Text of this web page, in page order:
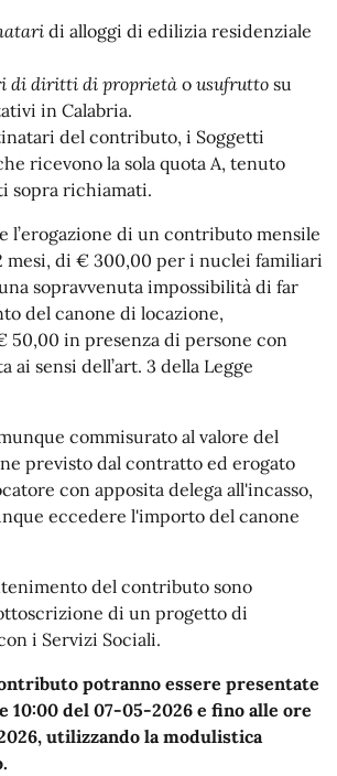
di alloggi di edilizia residenziale
di diritti di proprietà o usufrutto su
in Calabria.
del contributo, i Soggetti
ricevono la sola quota A, tenuto
sopra richiamati.
l’erogazione di un contributo mensile
mesi, di € 300,00 per i nuclei familiari
sopravvenuta impossibilità di far
del canone di locazione,
50,00 in presenza di persone con
ai sensi dell’art. 3 della Legge
commisurato al valore del
previsto dal contratto ed erogato
con apposita delega all'incasso,
eccedere l'importo del canone
del contributo sono
di un progetto di
i Servizi Sociali.
potranno essere presentate
10:00 del 07-05-2026 e fino alle ore
utilizzando la modulistica